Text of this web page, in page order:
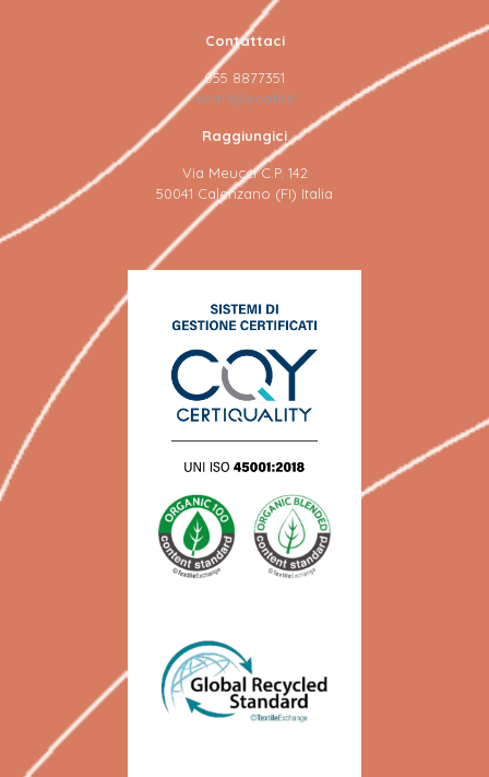
Contattaci
055 8877351
ecafil@ecafil.it
Raggiungici
Via Meucci C.P. 142
50041 Calenzano (FI) Italia